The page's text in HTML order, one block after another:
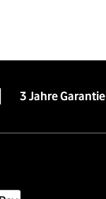
3 Jahre Garantie